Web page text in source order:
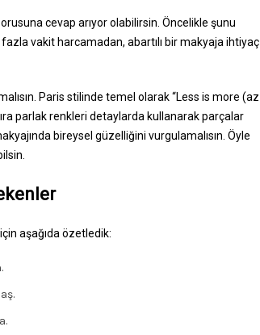
cevap arıyor olabilirsin. Öncelikle şunu
fazla vakit harcamadan, abartılı bir makyaja ihtiyaç
Paris stilinde temel olarak “Less is more (az
parlak renkleri detaylarda kullanarak parçalar
bireysel güzelliğini vurgulamalısın. Öyle
aşağıda özetledik: